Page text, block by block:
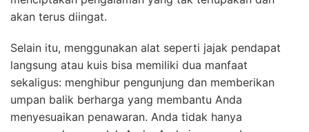
akan terus diingat.
Selain itu, menggunakan alat seperti jajak pendapat
langsung atau kuis bisa memiliki dua manfaat
sekaligus: menghibur pengunjung dan memberikan
umpan balik berharga yang membantu Anda
menyesuaikan penawaran. Anda tidak hanya